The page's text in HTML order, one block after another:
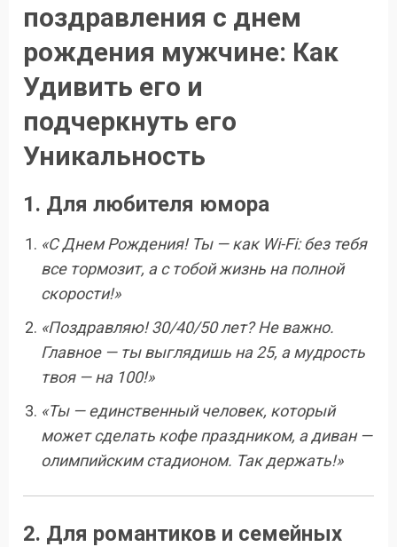
поздравления с днем
рождения мужчине: Как
Удивить его и
подчеркнуть его
Уникальность
1. Для любителя юмора
«С Днем Рождения! Ты — как Wi-Fi: без тебя
все тормозит, а с тобой жизнь на полной
скорости!»
«Поздравляю! 30/40/50 лет? Не важно.
Главное — ты выглядишь на 25, а мудрость
твоя — на 100!»
«Ты — единственный человек, который
может сделать кофе праздником, а диван —
олимпийским стадионом. Так держать!»
2. Для романтиков и семейных